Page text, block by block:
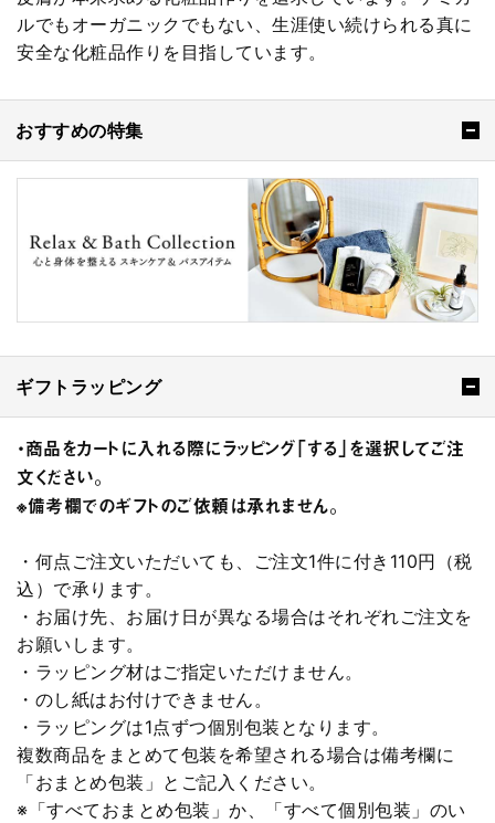
ルでもオーガニックでもない、生涯使い続けられる真に
安全な化粧品作りを目指しています。
おすすめの特集
ギフトラッピング
・商品をカートに入れる際にラッピング「する」を選択してご注
文ください。
※備考欄でのギフトのご依頼は承れません。
・何点ご注文いただいても、ご注文1件に付き110円（税
込）で承ります。
・お届け先、お届け日が異なる場合はそれぞれご注文を
お願いします。
・ラッピング材はご指定いただけません。
・のし紙はお付けできません。
・ラッピングは1点ずつ個別包装となります。
複数商品をまとめて包装を希望される場合は備考欄に
「おまとめ包装」とご記入ください。
※「すべておまとめ包装」か、「すべて個別包装」のい